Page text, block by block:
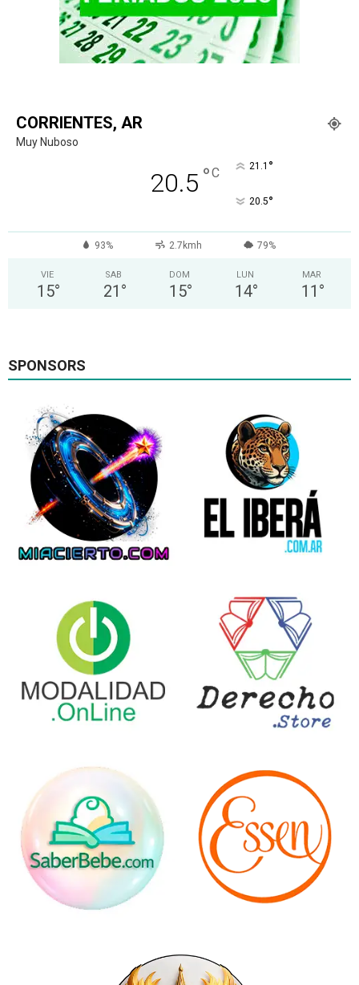
CORRIENTES, AR
Muy Nuboso
20.5 °C 21.1 °
20.5°
93% 2.7kmh 79%
VIE
15°
SAB
21 °
DOM
15°
LUN
14°
MAR
11 °
SPONSORS